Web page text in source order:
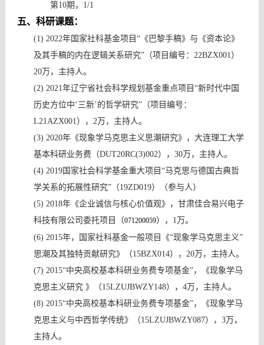
第10期，1/1
五、 科研课题：
(1) 2022年国家社科基金项目“《巴黎手稿》与《资本论》
及其手稿的内在逻辑关系研究”（项目编号： 22BZX001）
20万，主持人。
(2) 2021年辽宁省社会科学规划基金重点项目 “新时代中国
历史方位中‘三新’的哲学研究”（项目编号：
L21AZX001）， 2万 ，主持人。
(3) 2020年《现象学马克思主义思潮研究》，大连理工大学
基本科研业务费（DUT20RC(3)002）， 30万，主持人。
(4) 2019国家社会科学基金重大项目“马克思与德国古典哲
学关系的拓展性研究”（19ZD019）（参与人）
(5) 2018年《企业诚信与核心价值观》，甘肃佳合易兴电子
科技有限公司委托项目
（071200059） ， 1 万。
(6) 2015年，国家社科基金一般项目 《“现象学马克思主义”
思潮及其独特贡献研究》
（15BZX014）， 20万，主持人。
(7) 2015“中央高校基本科研业务费专项基金”，《现象学马
克思主义研究 》（15LZUJBWZY148）， 4万，主持人。
(8) 2015“中央高校基本科研业务费专项基金”，《现象学马
克思主义与中西哲学传统》（15LZUJBWZY087）， 3万，
主持人。